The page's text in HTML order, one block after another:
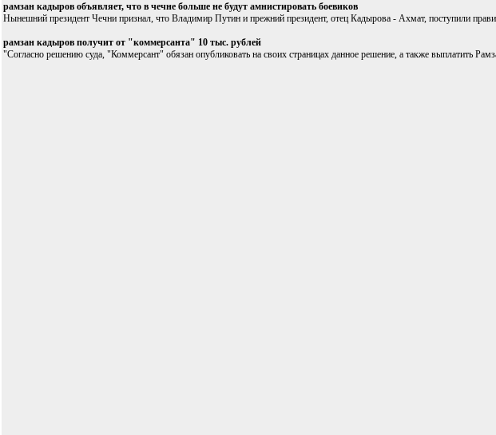
рамзан кадыров объявляет, что в чечне больше не будут амнистировать боевиков
Нынешний президент Чечни признал, что Владимир Путин и прежний президент, отец Кадырова - Ахмат, поступили
рамзан кадыров получит от "коммерсанта" 10 тыс. рублей
"Согласно решению суда, "Коммерсант" обязан опубликовать на своих страницах данное решение, а также выплатить